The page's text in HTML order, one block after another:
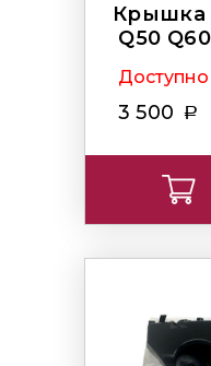
Крышка
Q50
Доступно
3 500